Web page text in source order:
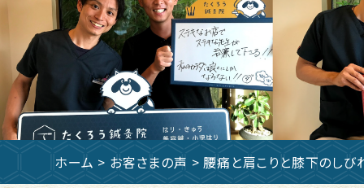
ホーム > お客さまの声 > 腰痛と肩こりと膝下のしび